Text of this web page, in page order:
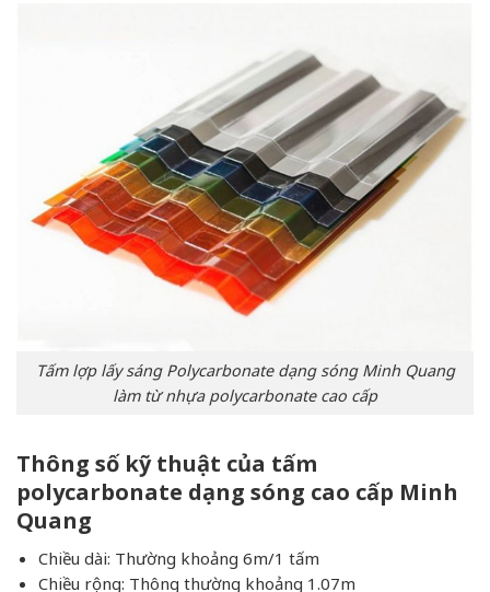
Tấm lợp lấy sáng Polycarbonate dạng sóng Minh Quang
làm từ nhựa polycarbonate cao cấp
Thông số kỹ thuật của tấm
polycarbonate dạng sóng cao cấp Minh
Quang
Chiều dài: Thường khoảng 6m/1 tấm
Chiều rộng: Thông thường khoảng 1.07m